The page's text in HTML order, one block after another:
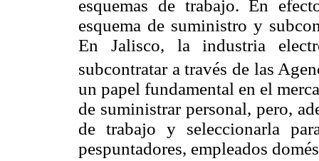
esquemas de trabajo. En
esquema de suministro y
En Jalisco, la industria
subcontratar a través de las
un papel fundamental en el
de suministrar personal, pero,
de trabajo y seleccionarla
pespuntadores, empleados